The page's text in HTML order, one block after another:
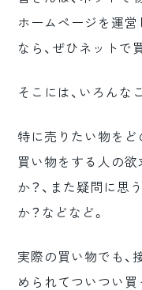
ホームページを運営
なら、ぜひネットで
そこには、いろんな
特に売りたい物をど
買い物をする人の
か？、また疑問に思
か？などなど。
実際の買い物でも、
められてついつい買